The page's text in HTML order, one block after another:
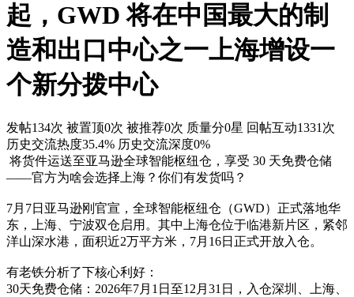
起，GWD 将在中国最大的制
造和出口中心之一上海增设一
个新分拨中心
发帖134次 被置顶0次 被推荐0次 质量分0星 回帖互动1331次
历史交流热度35.4% 历史交流深度0%
将货件运送至亚马逊全球智能枢纽仓，享受 30 天免费仓储
——官方为啥会选择上海？你们有发货吗？
7月7日亚马逊刚官宣，全球智能枢纽仓（GWD）正式落地华
东，上海、宁波双仓启用。其中上海仓位于临港新片区，紧邻
洋山深水港，面积近2万平方米，7月16日正式开放入仓。
有老铁分析了下核心利好：
30天免费仓储：2026年7月1日至12月31日，入仓深圳、上海、